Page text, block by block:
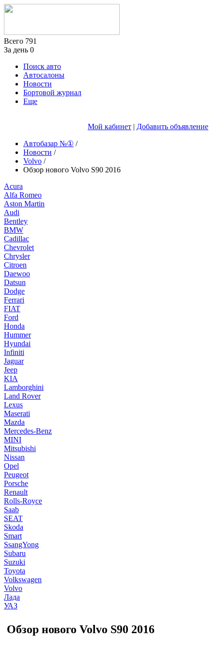
Всего 791
За день 0
Поиск авто
Автосалоны
Новости
Бортовой журнал
Еще
Мой кабинет | Добавить объявление
Автобазар №① /
Новости /
Volvo /
Обзор нового Volvo S90 2016
Acura
Alfa Romeo
Aston Martin
Audi
Bentley
BMW
Cadillac
Chevrolet
Chrysler
Citroen
Daewoo
Datsun
Dodge
Ferrari
FIAT
Ford
Honda
Hummer
Hyundai
Infiniti
Jaguar
Jeep
KIA
Lamborghini
Land Rover
Lexus
Maserati
Mazda
Mercedes-Benz
MINI
Mitsubishi
Nissan
Opel
Peugeot
Porsche
Renault
Rolls-Royce
Saab
SEAT
Skoda
Smart
SsangYong
Subaru
Suzuki
Toyota
Volkswagen
Volvo
Лада
УАЗ
Обзор нового Volvo S90 2016